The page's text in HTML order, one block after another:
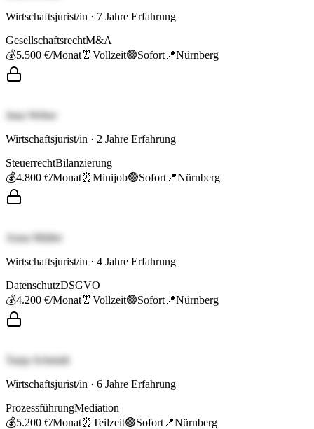
Wirtschaftsjurist/in · 7 Jahre Erfahrung
GesellschaftsrechtM&A
💰5.500 €/Monat⏰Vollzeit🟢Sofort 📍Nürnberg
Jana Weber
Wirtschaftsjurist/in · 2 Jahre Erfahrung
SteuerrechtBilanzierung
💰4.800 €/Monat⏰Minijob🟢Sofort 📍Nürnberg
Anna Müller
Wirtschaftsjurist/in · 4 Jahre Erfahrung
DatenschutzDSGVO
💰4.200 €/Monat⏰Vollzeit🟢Sofort 📍Nürnberg
Tanja Schmidt
Wirtschaftsjurist/in · 6 Jahre Erfahrung
ProzessführungMediation
💰5.200 €/Monat⏰Teilzeit🟢Sofort 📍Nürnberg